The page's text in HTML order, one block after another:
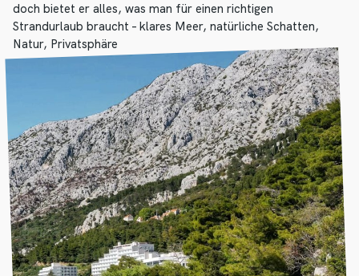
doch bietet er alles, was man für einen richtigen
Strandurlaub braucht – klares Meer, natürliche Schatten,
Natur, Privatsphäre